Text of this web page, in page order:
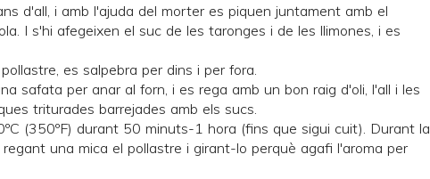
d'all, i amb l'ajuda del morter es piquen juntament amb el
I s'hi afegeixen el suc de les taronges i de les llimones, i es
es salpebra per dins i per fora.
safata per anar al forn, i es rega amb un bon raig d'oli, l'all i les
triturades barrejades amb els sucs.
(350ºF) durant 50 minuts-1 hora (fins que sigui cuit). Durant la
regant una mica el pollastre i girant-lo perquè agafi l'aroma per